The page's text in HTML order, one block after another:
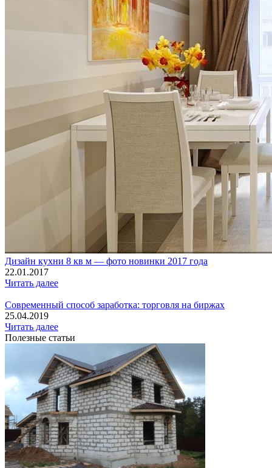
Дизайн кухни 8 кв м — фото новинки 2017 года
22.01.2017
Читать далее
Современный способ заработка: торговля на биржах
25.04.2019
Читать далее
Полезные статьи